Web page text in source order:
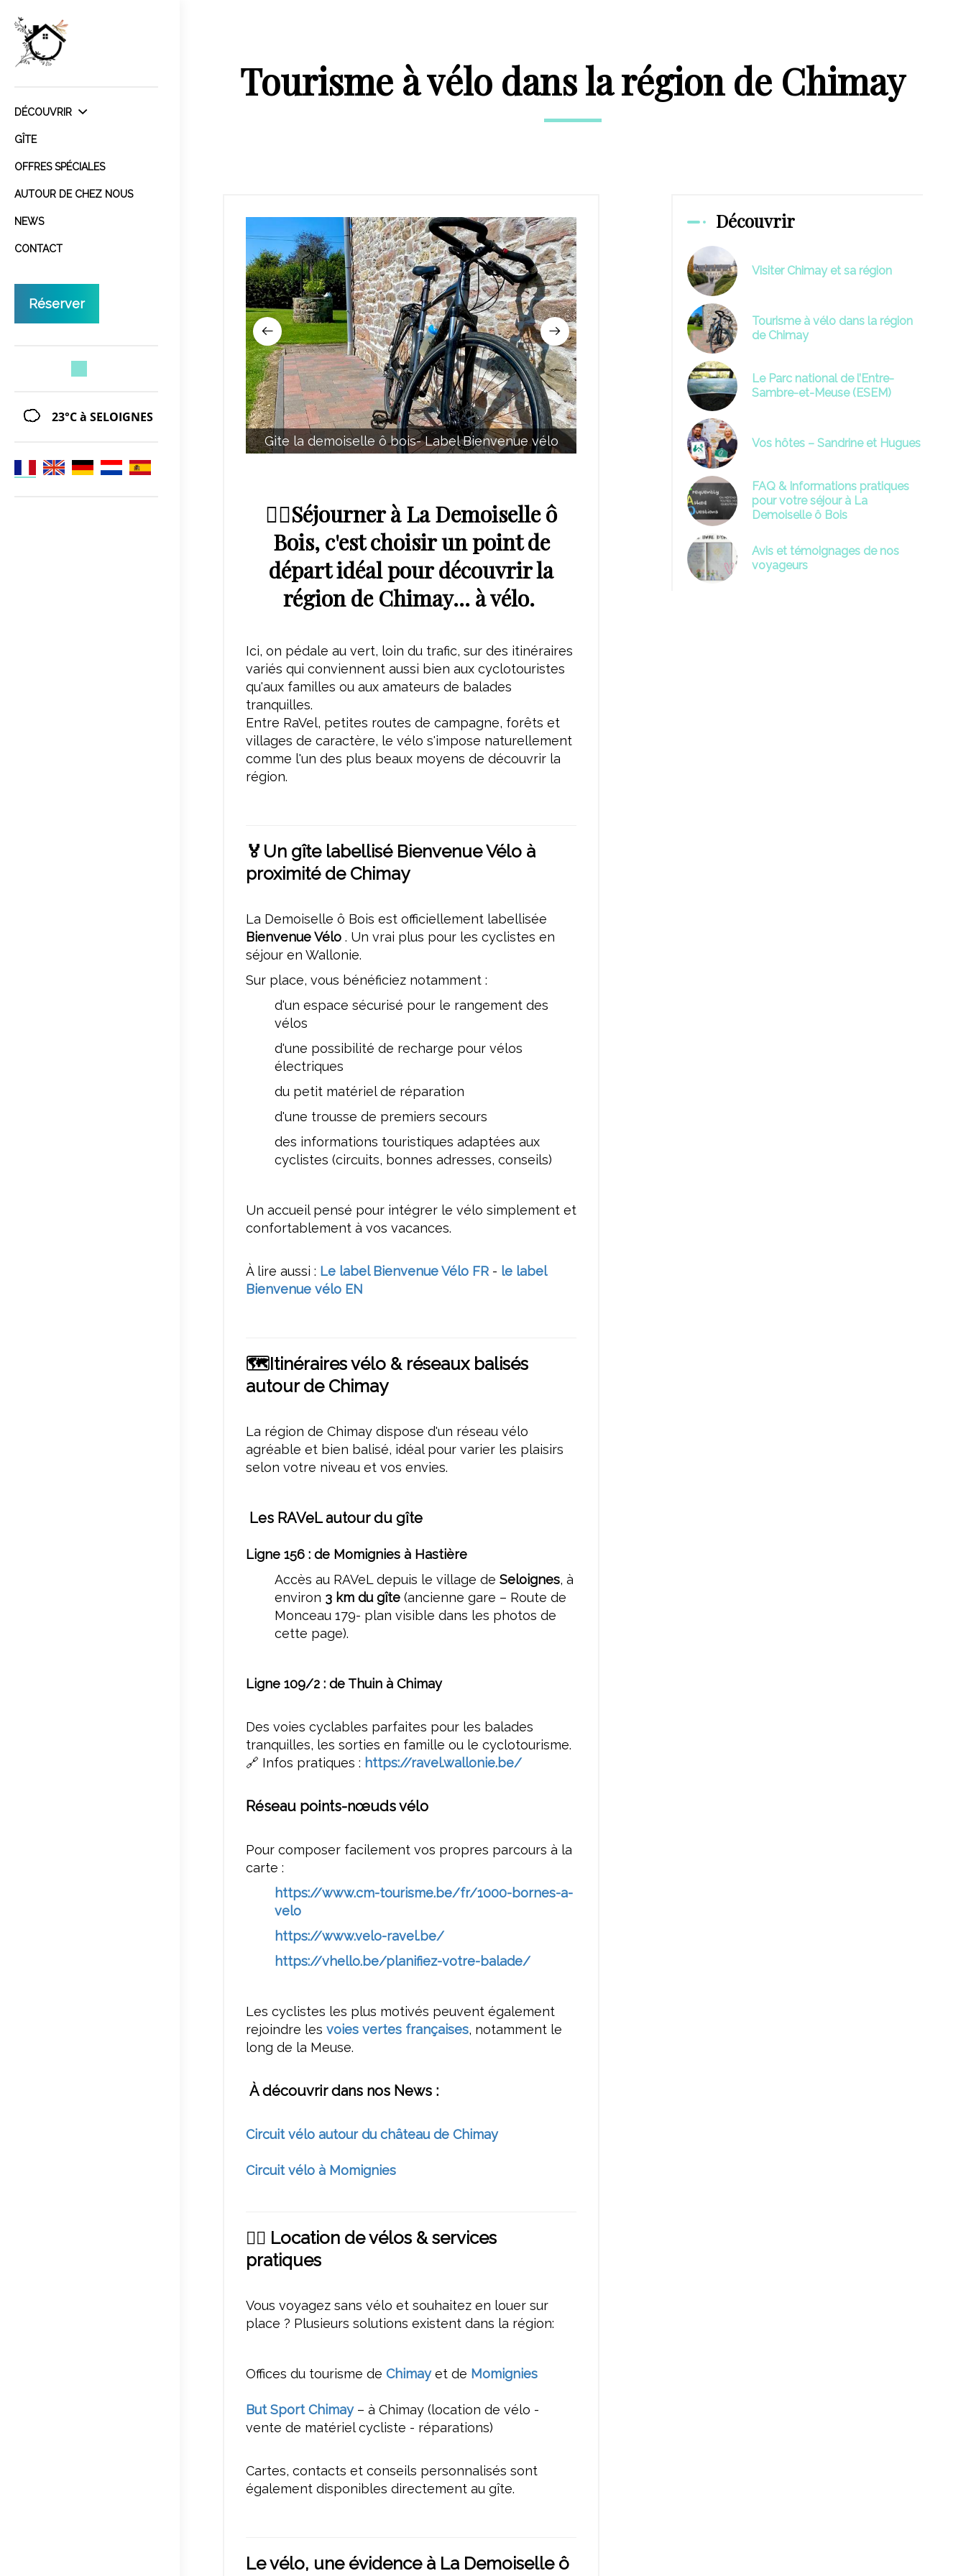
DÉCOUVRIR
GÎTE
OFFRES SPÉCIALES
AUTOUR DE CHEZ NOUS
NEWS
CONTACT
Réserver
23°Cà SELOIGNES
Tourisme à vélo dans la région de Chimay
Gite la demoiselle ô bois- Label Bienvenue vélo Gite la demoiselle ô bois- Label Bienvenue vélo
🚴‍♂️Séjourner àLa Demoiselle ô
Bois, c'est choisir un point de
départ idéal pour découvrir la
région de Chimay… à vélo.
Ici, on pédale au vert, loin du trafic, sur des itinéraires
variés qui conviennent aussi bien aux cyclotouristes
qu'aux familles ou aux amateurs de balades
tranquilles.
Entre RaVel, petites routes de campagne, forêts et
villages de caractère, le vélo s'impose naturellement
comme l'un des plus beaux moyens de découvrir la
région.
🏅 Un gîte labellisé Bienvenue Vélo à
proximité de Chimay
La Demoiselle ô Bois est officiellement labellisée
Bienvenue Vélo . Un vrai plus pour les cyclistes en
séjour en Wallonie.
Sur place, vous bénéficiez notamment :
d'un espace sécurisé pour le rangement des
vélos
d'une possibilité de recharge pour vélos
électriques
du petit matériel de réparation
d'une trousse de premiers secours
des informations touristiques adaptées aux
cyclistes (circuits, bonnes adresses, conseils)
Un accueil pensé pour intégrer le vélo simplement et
confortablement à vos vacances.
À lire aussi : Le label Bienvenue Vélo FR - le label
Bienvenue vélo EN
🗺️Itinéraires vélo & réseaux balisés
autour de Chimay
La région de Chimay dispose d'un réseau vélo
agréable et bien balisé, idéal pour varier les plaisirs
selon votre niveau et vos envies.
Les RAVeL autour du gîte
Ligne 156 : de Momignies à Hastière
Accès au RAVeL depuis le village de Seloignes, à
environ 3 km du gîte (ancienne gare – Route de
Monceau 179- plan visible dans les photos de
cette page).
Ligne 109/2 : de Thuin à Chimay
Des voies cyclables parfaites pour les balades
tranquilles, les sorties en famille ou le cyclotourisme.
🔗 Infos pratiques : https://ravel.wallonie.be/
Réseau points-nœuds vélo
Pour composer facilement vos propres parcours à la
carte :
https://www.cm-tourisme.be/fr/1000-bornes-a-
velo
https://www.velo-ravel.be/
https://vhello.be/planifiez-votre-balade/
Les cyclistes les plus motivés peuvent également
rejoindre les voies vertes françaises, notamment le
long de la Meuse.
À découvrir dans nos News :
Circuit vélo autour du château de Chimay
Circuit vélo à Momignies
🚴‍♂️ Location de vélos & services
pratiques
Vous voyagez sans vélo et souhaitez en louer sur
place ? Plusieurs solutions existent dans la région:
Offices du tourisme de Chimay et de Momignies
But Sport Chimay– à Chimay (location de vélo -
vente de matériel cycliste - réparations)
Cartes, contacts et conseils personnalisés sont
également disponibles directement au gîte.
Le vélo, une évidence à La Demoiselle ô
Découvrir
Visiter Chimay et sa région
Tourisme à vélo dans la région
de Chimay
Le Parc national de l’Entre-
Sambre-et-Meuse (ESEM)
Vos hôtes – Sandrine et Hugues
FAQ & Informations pratiques
pour votre séjour à La
Demoiselle ô Bois
Avis et témoignages de nos
voyageurs